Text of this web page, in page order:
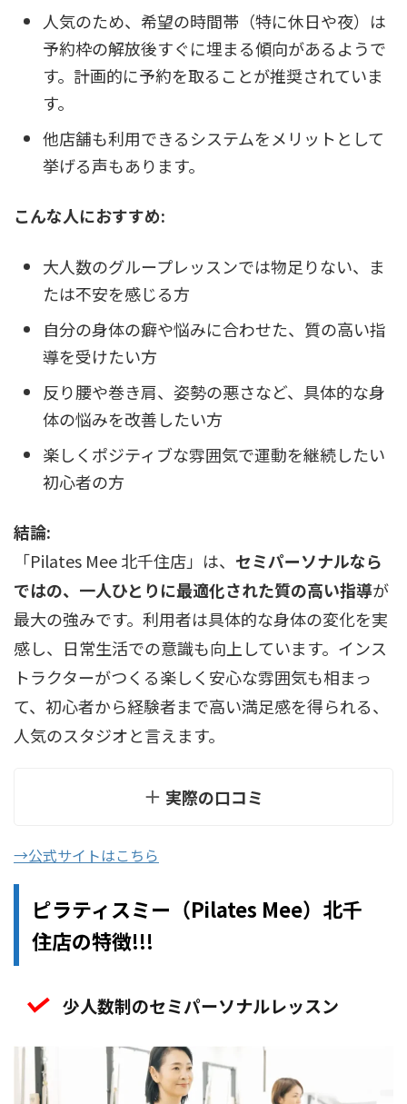
人気のため、希望の時間帯（特に休日や夜）は
予約枠の解放後すぐに埋まる傾向があるようで
す。計画的に予約を取ることが推奨されていま
す。
他店舗も利用できるシステムをメリットとして
挙げる声もあります。
こんな人におすすめ:
大人数のグループレッスンでは物足りない、ま
たは不安を感じる方
自分の身体の癖や悩みに合わせた、質の高い指
導を受けたい方
反り腰や巻き肩、姿勢の悪さなど、具体的な身
体の悩みを改善したい方
楽しくポジティブな雰囲気で運動を継続したい
初心者の方
結論:
「Pilates Mee 北千住店」は、 セミパーソナルなら
ではの、一人ひとりに最適化された質の高い指導が
最大の強みです。利用者は具体的な身体の変化を実
感し、日常生活での意識も向上しています。インス
トラクターがつくる楽しく安心な雰囲気も相まっ
て、初心者から経験者まで高い満足感を得られる、
人気のスタジオと言えます。
実際の口コミ
→公式サイトはこちら
ピラティスミー（Pilates Mee）北千
住店の特徴!!!
少人数制のセミパーソナルレッスン